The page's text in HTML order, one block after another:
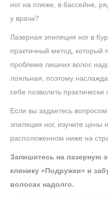
ног на пляже, в бассейне,
у врача?
Лазерная эпиляция ног в
практичный метод, который
проблеме лишних волос
лояльная, поэтому
себе позволить
Если вы задаетесь
эпиляция ног, изучите цены
расположенном ниже на
Запишитесь на лазерную
клинику «Подружки» и
волосах надолго.